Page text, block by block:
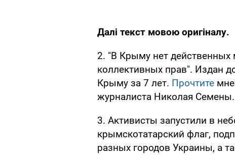
Далі текст мовою оригіналу.
2. "В Крыму нет
коллективных прав". Издан
Крыму за 7 лет. Прочтите
журналиста Николая Семены.
3. Активисты запустили в
крымскотатарский флаг,
разных городов Украины, а